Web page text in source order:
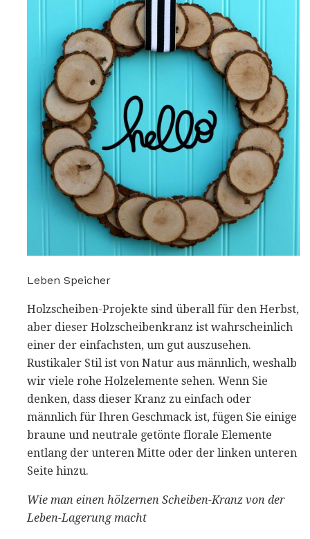
Leben Speicher
Holzscheiben-Projekte sind überall für den Herbst,
aber dieser Holzscheibenkranz ist wahrscheinlich
einer der einfachsten, um gut auszusehen.
Rustikaler Stil ist von Natur aus männlich, weshalb
wir viele rohe Holzelemente sehen. Wenn Sie
denken, dass dieser Kranz zu einfach oder
männlich für Ihren Geschmack ist, fügen Sie einige
braune und neutrale getönte florale Elemente
entlang der unteren Mitte oder der linken unteren
Seite hinzu.
Wie man einen hölzernen Scheiben-Kranz von der
Leben-Lagerung macht